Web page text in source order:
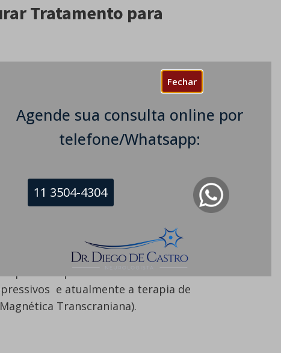
Fechar
Agende sua consulta online por
telefone/Whatsapp:
11 3504-4304
Tratamento para
que a depressão desaparece por si
uma forma de sair dessa", que são
se pedirem ajuda, são fracas. Não é
e atrasam o tratamento.
escolhe ficar depressivo.
e tratada, as pessoas geralmente se
que estão seriamente deprimidas podem
da Depressão
para a depressão são tratamentos
e atualmente a terapia de
Transcraniana).